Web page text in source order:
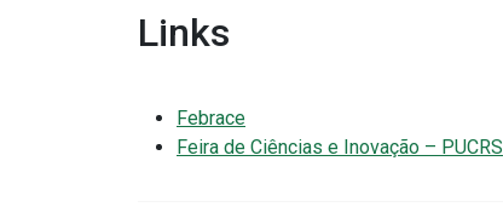
Links
Febrace
Feira de Ciências e Inovação – PUCRS